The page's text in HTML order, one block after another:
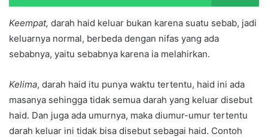
Keempat, darah haid keluar bukan karena suatu sebab, jadi
keluarnya normal, berbeda dengan nifas yang ada
sebabnya, yaitu sebabnya karena ia melahirkan.
Kelima, darah haid itu punya waktu tertentu, haid ini ada
masanya sehingga tidak semua darah yang keluar disebut
haid. Dan juga ada umurnya, maka diumur-umur tertentu
darah keluar ini tidak bisa disebut sebagai haid. Contoh